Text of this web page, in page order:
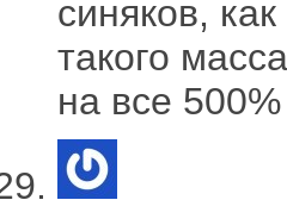
синяков,
такого
на все 500%